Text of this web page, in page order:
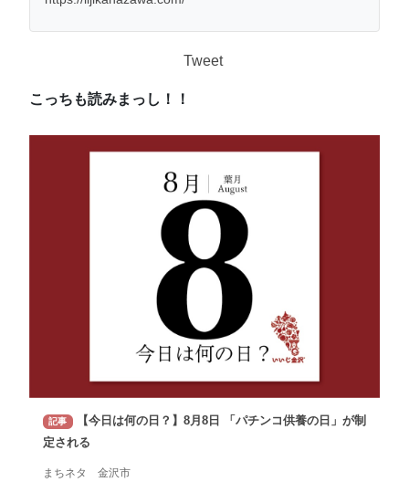
Tweet
こっちも読みまっし！！
記事
【今日は何の日？】8月8日 「パチンコ供養の日」が制
定される
まちネタ 金沢市